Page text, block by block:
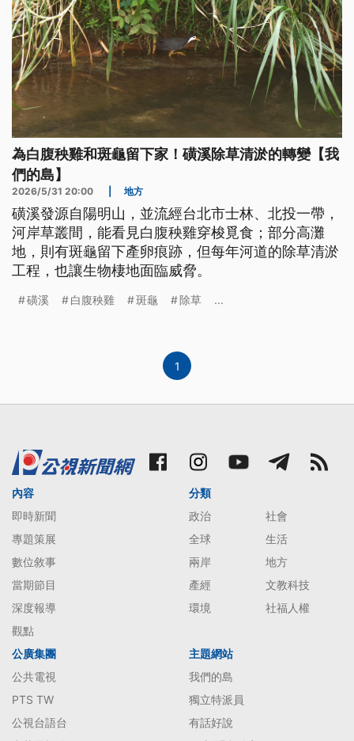
為白腹秧雞和斑龜留下家！磺溪除草清淤的轉變【我
們的島】
2026/5/31 20:00 地方
磺溪發源自陽明山，並流經台北市士林、北投一帶，
河岸草叢間，能看見白腹秧雞穿梭覓食；部分高灘
地，則有斑龜留下產卵痕跡，但每年河道的除草清淤
工程，也讓生物棲地面臨威脅。
磺溪 白腹秧雞 斑龜 除草 ...
1
內容
即時新聞
專題策展
數位敘事
當期節目
深度報導
觀點
分類
政治
社會
全球
生活
兩岸
地方
產經
文教科技
環境
社福人權
公廣集團
公共電視
PTS TW
公視台語台
主題網站
我們的島
獨立特派員
有話好說